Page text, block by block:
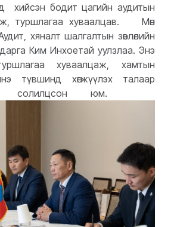
хийсэн бодит цагийн аудитын
туршлагаа хуваалцав. Мөн
хяналт шалгалтын зөвлөлийн
Ким Инхоетай уулзлаа. Энэ
хуваалцаж, хамтын
түвшинд хөгжүүлэх талаар
солилцсон юм.